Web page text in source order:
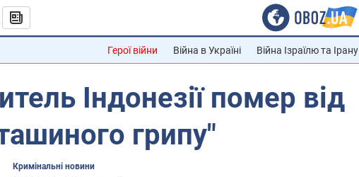
Герої війни Війна в Україні Війна Ізраїлю та Ірану
Індонезії помер від
грипу"
Кримінальні новини